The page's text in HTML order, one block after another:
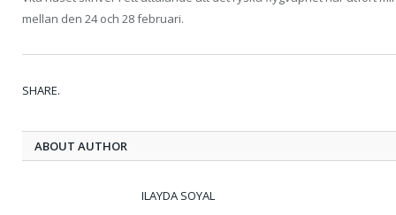
mellan den 24 och 28 februari.
SHARE.
ABOUT AUTHOR
ILAYDA SOYAL